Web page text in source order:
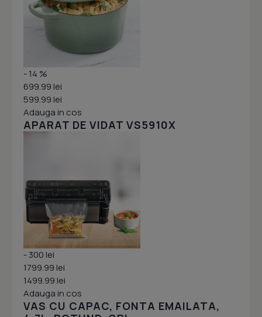
- 14 %
699.99 lei
599.99 lei
Adauga in cos
APARAT DE VIDAT VS5910X
- 300 lei
1799.99 lei
1499.99 lei
Adauga in cos
VAS CU CAPAC, FONTA EMAILATA,